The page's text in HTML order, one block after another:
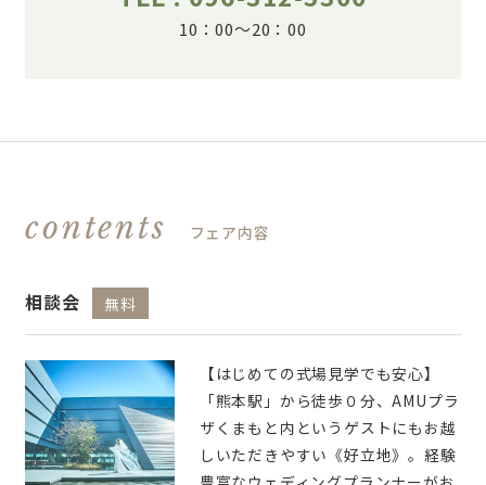
10：00～20：00
contents フェア内容
相談会 無料
【はじめての式場見学でも安心】
「熊本駅」から徒歩０分、AMUプラ
ザくまもと内というゲストにもお越
しいただきやすい《好立地》。経験